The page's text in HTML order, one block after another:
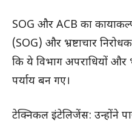
SOG और ACB का
(SOG) और भ्रष्टाचार
कि ये विभाग अपराधियों और
पर्याय बन गए।
टेक्निकल इंटेलिजेंस: उन्होंने